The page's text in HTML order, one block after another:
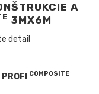
A
3MX6M
COMPOSITE